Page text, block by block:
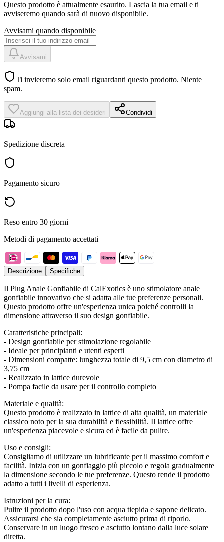
Questo prodotto è attualmente esaurito. Lascia la tua email e ti
avviseremo quando sarà di nuovo disponibile.
Avvisami quando disponibile
Avvisami
Ti invieremo solo email riguardanti questo prodotto. Niente
spam.
Aggiungi alla lista dei desideri Condividi
Spedizione discreta
Pagamento sicuro
Reso entro 30 giorni
Metodi di pagamento accettati
Descrizione Specifiche
Il Plug Anale Gonfiabile di CalExotics è uno stimolatore anale
gonfiabile innovativo che si adatta alle tue preferenze personali.
Questo prodotto offre un'esperienza unica poiché controlli la
dimensione attraverso il suo design gonfiabile.
Caratteristiche principali:
- Design gonfiabile per stimolazione regolabile
- Ideale per principianti e utenti esperti
- Dimensioni compatte: lunghezza totale di 9,5 cm con diametro di
3,75 cm
- Realizzato in lattice durevole
- Pompa facile da usare per il controllo completo
Materiale e qualità:
Questo prodotto è realizzato in lattice di alta qualità, un materiale
classico noto per la sua durabilità e flessibilità. Il lattice offre
un'esperienza piacevole e sicura ed è facile da pulire.
Uso e consigli:
Consigliamo di utilizzare un lubrificante per il massimo comfort e
facilità. Inizia con un gonfiaggio più piccolo e regola gradualmente
la dimensione secondo le tue preferenze. Questo rende il prodotto
adatto a tutti i livelli di esperienza.
Istruzioni per la cura:
Pulire il prodotto dopo l'uso con acqua tiepida e sapone delicato.
Assicurarsi che sia completamente asciutto prima di riporlo.
Conservare in un luogo fresco e asciutto lontano dalla luce solare
diretta.